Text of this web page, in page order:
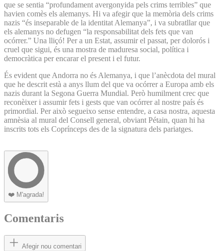
que se sentia “profundament avergonyida pels crims terribles” que
havien comès els alemanys. Hi va afegir que la memòria dels crims
nazis “és inseparable de la identitat Alemanya”, i va subratllar que
els alemanys no defugen “la responsabilitat dels fets que van
ocórrer.” Una lliçó! Per a un Estat, assumir el passat, per dolorós i
cruel que sigui, és una mostra de maduresa social, política i
democràtica per encarar el present i el futur.
És evident que Andorra no és Alemanya, i que l’anècdota del mural
que he descrit està a anys llum del que va ocórrer a Europa amb els
nazis durant la Segona Guerra Mundial. Però humilment crec que
reconèixer i assumir fets i gests que van ocórrer al nostre país és
primordial. Per això segueixo sense entendre, a casa nostra, aquesta
amnèsia al mural del Consell general, obviant Pétain, quan hi ha
inscrits tots els Coprínceps des de la signatura dels pariatges.
❤️ M'agrada!
Comentaris
Afegir nou comentari